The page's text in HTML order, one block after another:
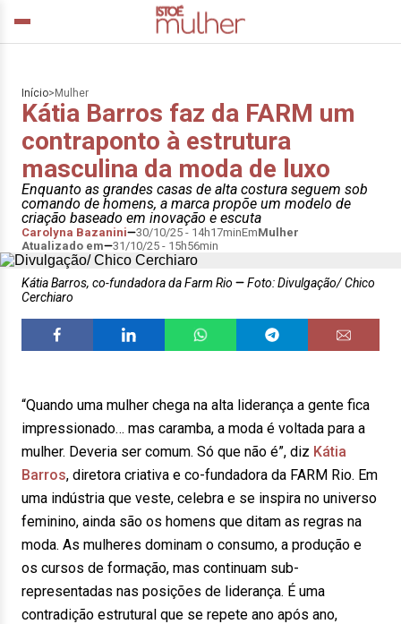
Início> Mulher
Kátia Barros faz da FARM um
contraponto à estrutura
masculina da moda de luxo
Enquanto as grandes casas de alta costura seguem sob
comando de homens, a marca propõe um modelo de
criação baseado em inovação e escuta
Carolyna Bazanini 30/10/25 - 14h17minEmMulher
Atualizado em
31/10/25 - 15h56min
Kátia Barros, co-fundadora da Farm Rio
Foto: Divulgação/ Chico
Cerchiaro
“Quando uma mulher chega na alta liderança a gente fica
impressionado… mas caramba, a moda é voltada para a
mulher. Deveria ser comum. Só que não é”, diz Kátia
Barros, diretora criativa e co-fundadora da FARM Rio. Em
uma indústria que veste, celebra e se inspira no universo
feminino, ainda são os homens que ditam as regras na
moda. As mulheres dominam o consumo, a produção e
os cursos de formação, mas continuam sub-
representadas nas posições de liderança. É uma
contradição estrutural que se repete ano após ano,